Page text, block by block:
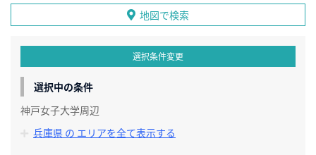
地図で検索
選択条件変更
選択中の条件
神戸女子大学周辺
兵庫県 の エリアを全て表示する